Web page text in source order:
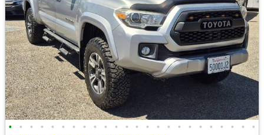
• • • • • • • • • • • • • • • • • • • • • • • •